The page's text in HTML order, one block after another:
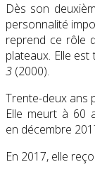
Dès son
personnalité
reprend ce rôle
plateaux. Elle
3 (2000).
Trente-deux ans
Elle meurt à 60
en décembre
En 2017, elle